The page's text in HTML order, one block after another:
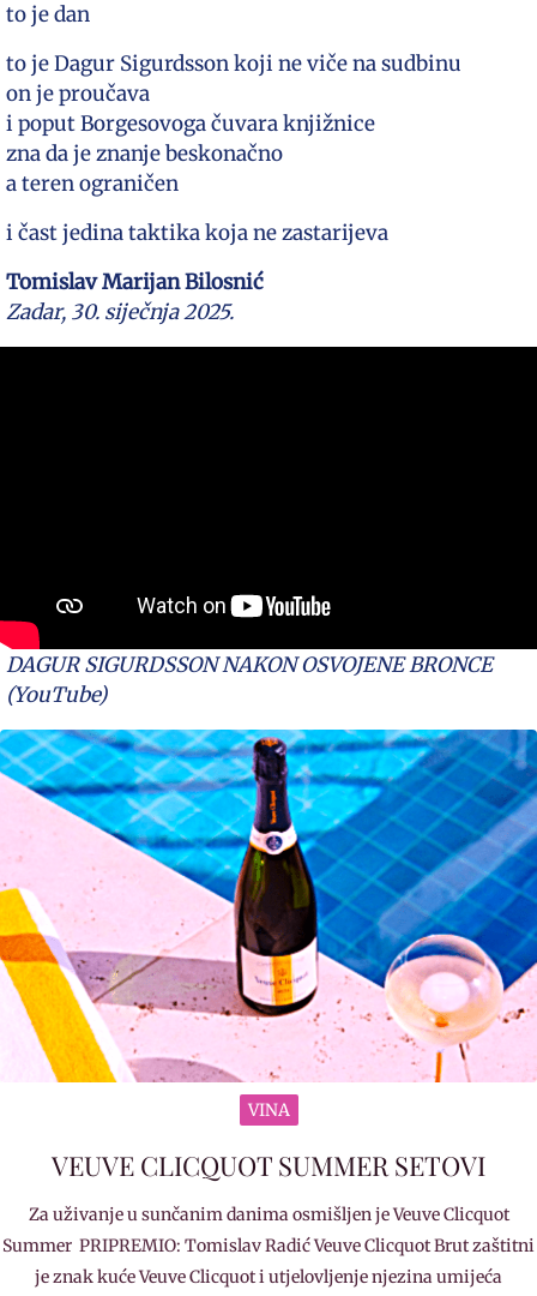
to je dan
to je Dagur Sigurdsson koji ne viče na sudbinu
on je proučava
i poput Borgesovoga čuvara knjižnice
zna da je znanje beskonačno
a teren ograničen
i čast jedina taktika koja ne zastarijeva
Tomislav Marijan Bilosnić
Zadar, 30. siječnja 2025.
DAGUR SIGURDSSON NAKON OSVOJENE BRONCE
(YouTube)
VINA
VEUVE CLICQUOT SUMMER SETOVI
Za uživanje u sunčanim danima osmišljen je Veuve Clicquot
Summer PRIPREMIO: Tomislav Radić Veuve Clicquot Brut zaštitni
je znak kuće Veuve Clicquot i utjelovljenje njezina umijeća